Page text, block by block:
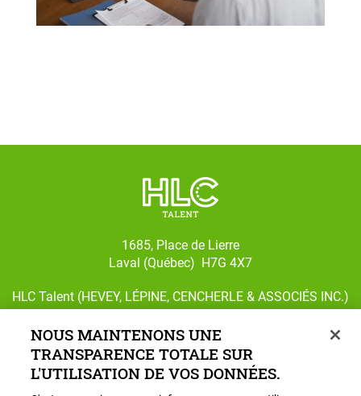
1685, Place de Lierre
Laval (Québec) H7G 4X7
HLC Talent (HEVEY, LÉPINE, CENCHERLE & ASSOCIÉS INC.)
# AP-2303488
NOUS MAINTENONS UNE
TRANSPARENCE TOTALE SUR
L'UTILISATION DE VOS DONNÉES.